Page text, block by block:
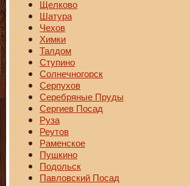
Щелково
Шатура
Чехов
Химки
Талдом
Ступино
Солнечногорск
Серпухов
Серебряные Пруды
Сергиев Посад
Руза
Реутов
Раменское
Пушкино
Подольск
Павловский Посад